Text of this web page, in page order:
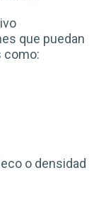
que puedan
como:
o densidad